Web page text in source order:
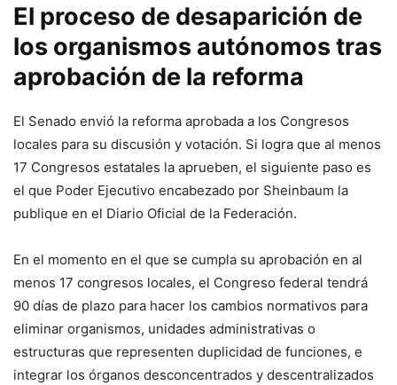
El proceso de desaparición de
los organismos autónomos tras
aprobación de la reforma
El Senado envió la reforma aprobada a los Congresos
locales para su discusión y votación. Si logra que al menos
17 Congresos estatales la aprueben, el siguiente paso es
el que Poder Ejecutivo encabezado por Sheinbaum la
publique en el Diario Oficial de la Federación.
En el momento en el que se cumpla su aprobación en al
menos 17 congresos locales, el Congreso federal tendrá
90 días de plazo para hacer los cambios normativos para
eliminar organismos, unidades administrativas o
estructuras que representen duplicidad de funciones, e
integrar los órganos desconcentrados y descentralizados